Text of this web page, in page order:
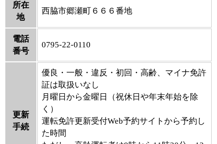
所在
地
西脇市郷瀬町６６６番地
電話
番号
0795-22-0110
更新
手続
優良・一般・違反・初回・高齢、マイナ免許
証は取扱いなし
月曜日から金曜日（祝休日や年末年始を除
く）
運転免許更新受付Web予約サイトから予約し
た時間